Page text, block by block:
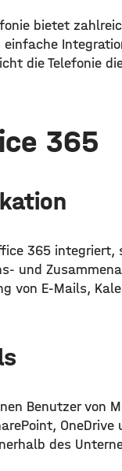
bietet
die Telefonie
365
365
und
von E-Mails,
Benutzer von
des